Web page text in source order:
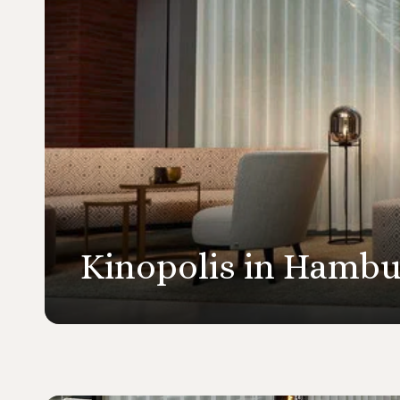
Kinopolis in